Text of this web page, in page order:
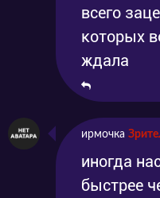
всего
которых
ждала
ирмочка
иногда
быстрее